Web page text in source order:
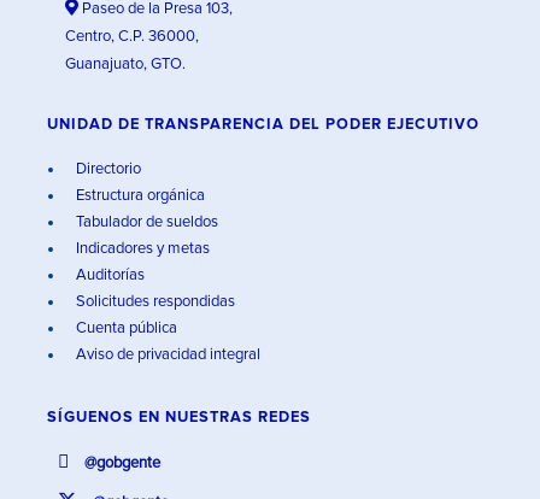
Paseo de la Presa 103,
Centro, C.P. 36000,
Guanajuato, GTO.
UNIDAD DE TRANSPARENCIA DEL PODER EJECUTIVO
Directorio
Estructura orgánica
Tabulador de sueldos
Indicadores y metas
Auditorías
Solicitudes respondidas
Cuenta pública
Aviso de privacidad integral
SÍGUENOS EN NUESTRAS REDES
@gobgente